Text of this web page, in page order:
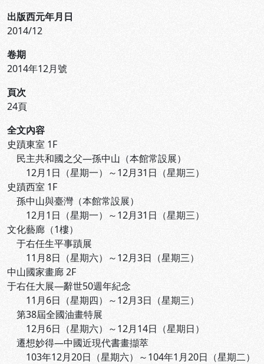
出版西元年月日
2014/12
卷期
2014年12月號
頁次
24頁
全文內容
史蹟東室 1F
民主共和國之父—孫中山（本館常設展）
12月1日（星期一）～12月31日（星期三）
史蹟西室 1F
孫中山與臺灣（本館常設展）
12月1日（星期一）～12月31日（星期三）
文化藝廊（1樓）
于右任生平事蹟展
11月8日（星期六）～12月3日（星期三）
中山國家畫廊 2F
于右任大展—辭世50週年紀念
11月6日（星期四）～12月3日（星期三）
第38屆全國油畫特展
12月6日（星期六）～12月14日（星期日）
遷想妙得—中國近現代書畫擷萃
103年12月20日（星期六）～104年1月20日（星期二）